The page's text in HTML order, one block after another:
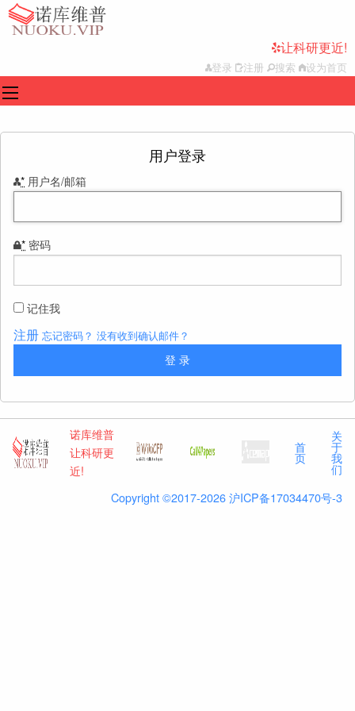
让科研更近!
登录 注册 搜索 设为首页
用户登录
* 用户名/邮箱
* 密码
记住我
注册 忘记密码？ 没有收到确认邮件？
诺库维普
让科研更
近!
首
页
关
于
我
们
Copyright ©2017-2026 沪ICP备17034470号-3